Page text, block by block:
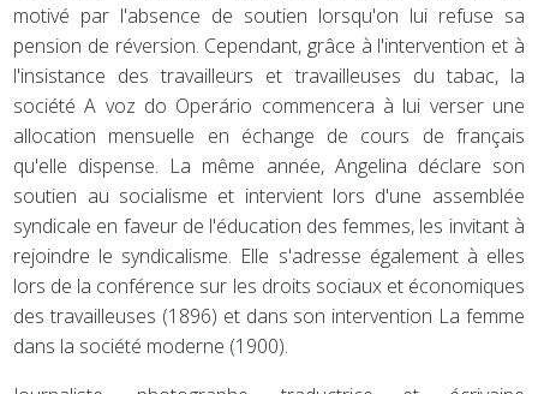
motivé par l'absence de soutien lorsqu'on lui refuse sa
pension de réversion. Cependant, grâce à l'intervention et à
l'insistance des travailleurs et travailleuses du tabac, la
société A voz do Operário commencera à lui verser une
allocation mensuelle en échange de cours de français
qu'elle dispense. La même année, Angelina déclare son
soutien au socialisme et intervient lors d'une assemblée
syndicale en faveur de l'éducation des femmes, les invitant à
rejoindre le syndicalisme. Elle s'adresse également à elles
lors de la conférence sur les droits sociaux et économiques
des travailleuses (1896) et dans son intervention La femme
dans la société moderne (1900).